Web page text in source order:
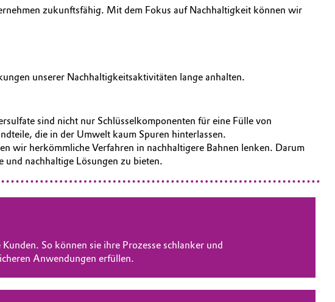
zukunftsfähig. Mit dem Fokus auf Nachhaltigkeit können wir
unserer Nachhaltigkeitsaktivitäten lange anhalten.
sind nicht nur Schlüsselkomponenten für eine Fülle von
die in der Umwelt kaum Spuren hinterlassen.
wir herkömmliche Verfahren in nachhaltigere Bahnen lenken. Darum
nachhaltige Lösungen zu bieten.
So können sie ihre Prozesse schlanker und
Anwendungen erfüllen.